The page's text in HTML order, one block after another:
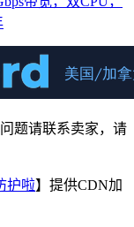
题请联系卖家，请
护啦】提供CDN加